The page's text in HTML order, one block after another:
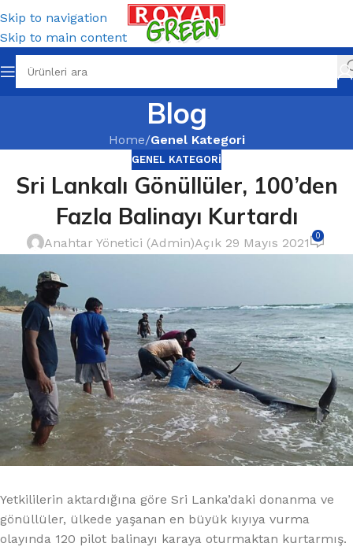
Skip to navigation
Skip to main content
Blog
Home/Genel Kategori
GENEL KATEGORI
Sri Lankalı Gönüllüler, 100’den
Fazla Balinayı Kurtardı
Anahtar Yönetici (Admin)Açık 29 Mayıs 2021 0
Yetkililerin aktardığına göre Sri Lanka’daki donanma ve
gönüllüler, ülkede yaşanan en büyük kıyıya vurma
olayında 120 pilot balinayı karaya oturmaktan kurtarmış.